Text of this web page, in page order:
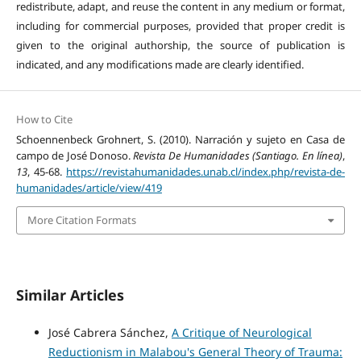
redistribute, adapt, and reuse the content in any medium or format,
including for commercial purposes, provided that proper credit is
given to the original authorship, the source of publication is
indicated, and any modifications made are clearly identified.
How to Cite
Schoennenbeck Grohnert, S. (2010). Narración y sujeto en Casa de
campo de José Donoso.Revista De Humanidades (Santiago. En línea),
13, 45-68. https://revistahumanidades.unab.cl/index.php/revista-de-
humanidades/article/view/419
More Citation Formats
Similar Articles
José Cabrera Sánchez, A Critique of Neurological
Reductionism in Malabou's General Theory of Trauma: